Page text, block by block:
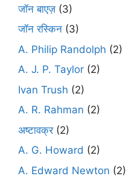
जॉन बाएज़ (3)
जॉन रस्किन (3)
A. Philip Randolph (2)
A. J. P. Taylor (2)
Ivan Trush (2)
A. R. Rahman (2)
अष्टावक्र(2)
A. G. Howard (2)
A. Edward Newton (2)